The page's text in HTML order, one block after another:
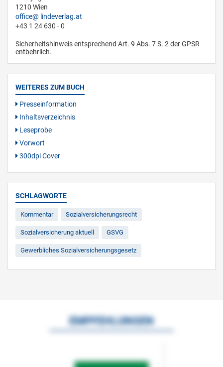
1210 Wien
office
lindeverlag.at
+43 1 24 630 - 0
Sicherheitshinweis entsprechend Art. 9 Abs. 7 S. 2 der GPSR
entbehrlich.
WEITERES ZUM BUCH
Presseinformation
Inhaltsverzeichnis
Leseprobe
Vorwort
300dpi Cover
SCHLAGWORTE
Kommentar Sozialversicherungsrecht
Sozialversicherung aktuell GSVG
Gewerbliches Sozialversicherungsgesetz
EMPFEHLUNGEN